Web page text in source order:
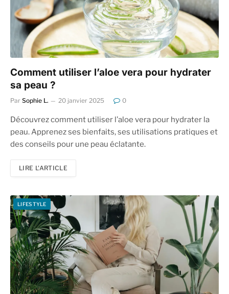
Comment utiliser l’aloe vera pour hydrater
sa peau ?
Par Sophie L. 20 janvier 2025 0
Découvrez comment utiliser l’aloe vera pour hydrater la
peau. Apprenez ses bienfaits, ses utilisations pratiques et
des conseils pour une peau éclatante.
LIRE L'ARTICLE
LIFESTYLE